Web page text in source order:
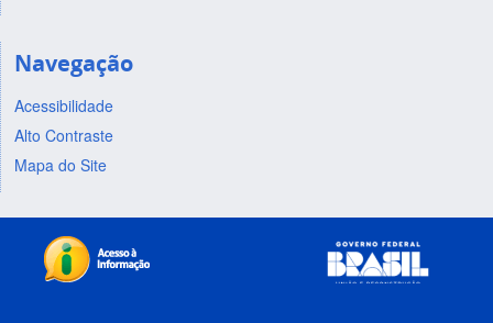
Navegação
Acessibilidade
Alto Contraste
Mapa do Site